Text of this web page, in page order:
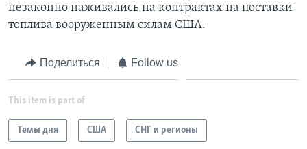
незаконно наживались на контрактах на поставки
топлива вооруженным силам США.
Поделиться Follow us
This item is part of
Темы дня США СНГ и регионы